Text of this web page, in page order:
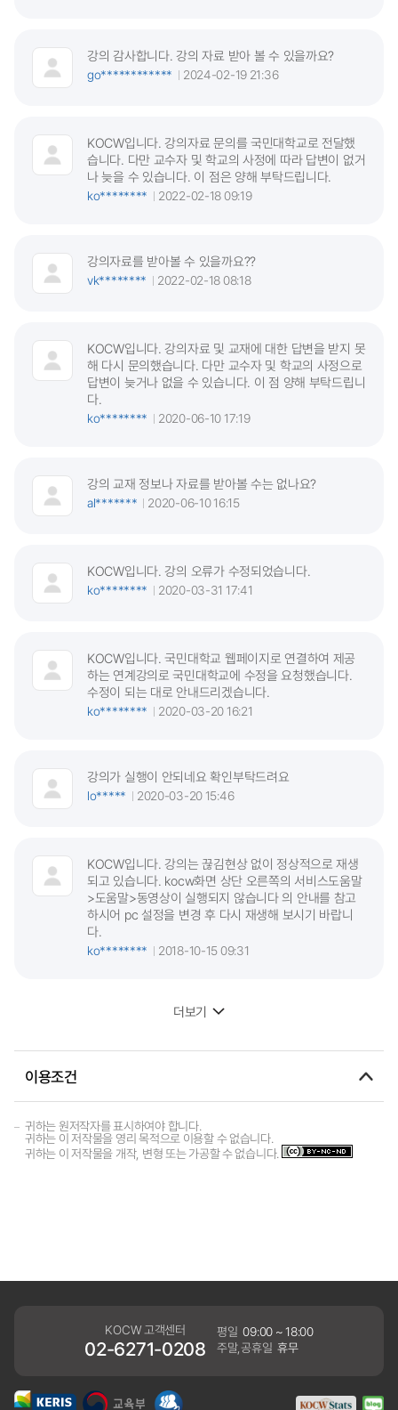
강의 감사합니다. 강의 자료 받아 볼 수 있을까요?
go************
2024-02-19 21:36
KOCW입니다. 강의자료 문의를 국민대학교로 전달했
습니다. 다만 교수자 및 학교의 사정에 따라 답변이 없거
나 늦을 수 있습니다. 이 점은 양해 부탁드립니다.
ko********
2022-02-18 09:19
강의자료를 받아볼 수 있을까요??
vk********
2022-02-18 08:18
KOCW입니다. 강의자료 및 교재에 대한 답변을 받지 못
해 다시 문의했습니다. 다만 교수자 및 학교의 사정으로
답변이 늦거나 없을 수 있습니다. 이 점 양해 부탁드립니
다.
ko********
2020-06-10 17:19
강의 교재 정보나 자료를 받아볼 수는 없나요?
al*******
2020-06-10 16:15
KOCW입니다. 강의 오류가 수정되었습니다.
ko********
2020-03-31 17:41
KOCW입니다. 국민대학교 웹페이지로 연결하여 제공
하는 연계강의로 국민대학교에 수정을 요청했습니다.
수정이 되는 대로 안내드리겠습니다.
ko********
2020-03-20 16:21
강의가 실행이 안되네요 확인부탁드려요
lo*****
2020-03-20 15:46
KOCW입니다. 강의는 끊김현상 없이 정상적으로 재생
되고 있습니다. kocw화면 상단 오른쪽의 서비스도움말
>도움말>동영상이 실행되지 않습니다 의 안내를 참고
하시어 pc 설정을 변경 후 다시 재생해 보시기 바랍니
다.
ko********
2018-10-15 09:31
더보기
이용조건
귀하는 원저작자를 표시하여야 합니다.
귀하는 이 저작물을 영리 목적으로 이용할 수 없습니다.
귀하는 이 저작물을 개작, 변형 또는 가공할 수 없습니다.
KOCW 고객센터
02-6271-0208
평일 09:00 ~ 18:00
주말,공휴일 휴무